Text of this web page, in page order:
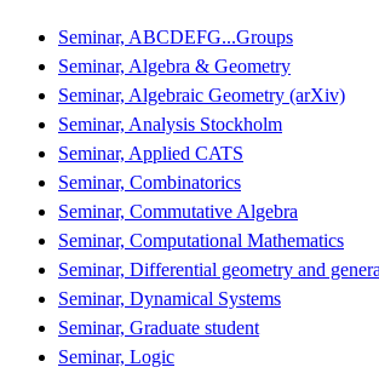
Seminar, ABCDEFG...Groups
Seminar, Algebra & Geometry
Seminar, Algebraic Geometry (arXiv)
Seminar, Analysis Stockholm
Seminar, Applied CATS
Seminar, Combinatorics
Seminar, Commutative Algebra
Seminar, Computational Mathematics
Seminar, Differential geometry and
Seminar, Dynamical Systems
Seminar, Graduate student
Seminar, Logic